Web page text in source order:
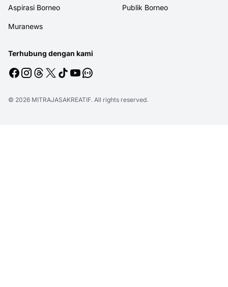
Aspirasi Borneo Publik Borneo
Muranews
Terhubung dengan kami
© 2026 MITRAJASAKREATIF. All rights reserved.